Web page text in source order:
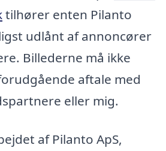
tilhører enten Pilanto
udlånt af annoncører
Billederne må ikke
aftale med
eller mig.
af Pilanto ApS,